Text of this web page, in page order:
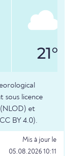
21°
sous licence
(NLOD) et
BY 4.0).
Mis à jour le
05.08.2026 10:11